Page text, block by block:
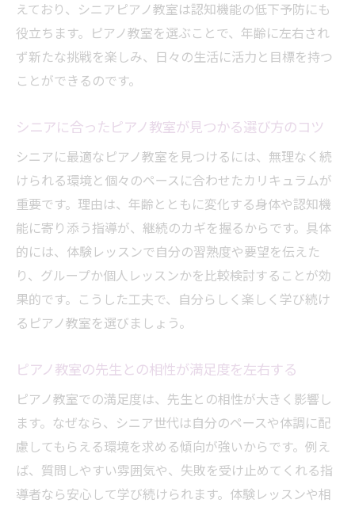
えており、シニアピアノ教室は認知機能の低下予防にも
役立ちます。ピアノ教室を選ぶことで、年齢に左右され
ず新たな挑戦を楽しみ、日々の生活に活力と目標を持つ
ことができるのです。
シニアに合ったピアノ教室が見つかる選び方のコツ
シニアに最適なピアノ教室を見つけるには、無理なく続
けられる環境と個々のペースに合わせたカリキュラムが
重要です。理由は、年齢とともに変化する身体や認知機
能に寄り添う指導が、継続のカギを握るからです。具体
的には、体験レッスンで自分の習熟度や要望を伝えた
り、グループか個人レッスンかを比較検討することが効
果的です。こうした工夫で、自分らしく楽しく学び続け
るピアノ教室を選びましょう。
ピアノ教室の先生との相性が満足度を左右する
ピアノ教室での満足度は、先生との相性が大きく影響し
ます。なぜなら、シニア世代は自分のペースや体調に配
慮してもらえる環境を求める傾向が強いからです。例え
ば、質問しやすい雰囲気や、失敗を受け止めてくれる指
導者なら安心して学び続けられます。体験レッスンや相